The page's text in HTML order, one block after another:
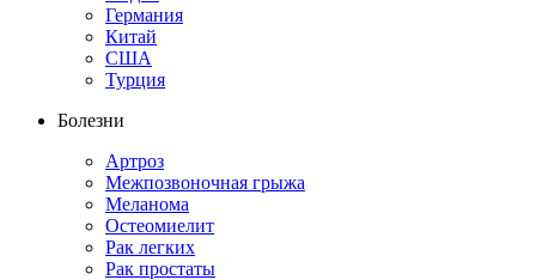
Германия
Китай
США
Турция
Болезни
Артроз
Межпозвоночная грыжа
Меланома
Остеомиелит
Рак легких
Рак простаты